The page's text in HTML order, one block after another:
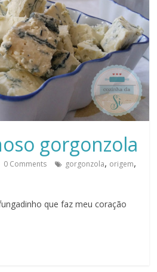
gorgonzola
0 Comments gorgonzola, origem,
que faz meu coração